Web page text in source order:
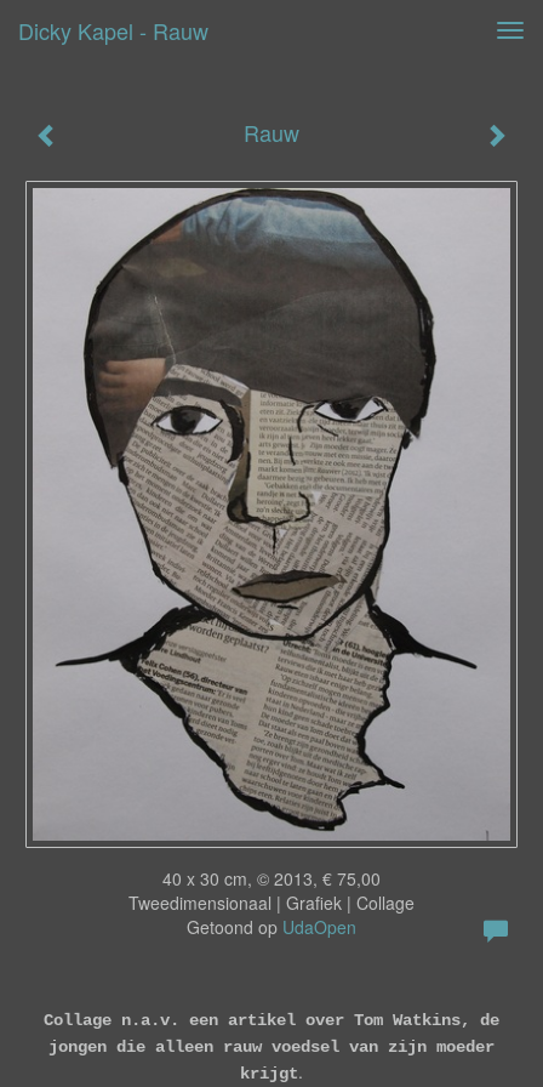
Dicky Kapel - Rauw
Rauw
40 x 30 cm, © 2013, € 75,00
Tweedimensionaal | Grafiek | Collage
Getoond op UdaOpen
Collage n.a.v. een artikel over Tom Watkins, de
jongen die alleen rauw voedsel van zijn moeder
krijgt.